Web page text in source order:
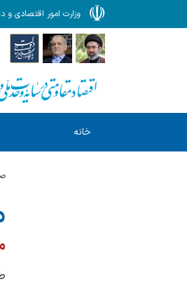
وزارت امور اقتصادی و
خانه